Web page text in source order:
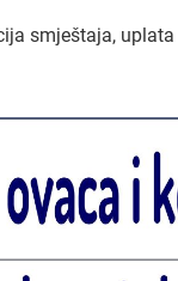
smještaja,